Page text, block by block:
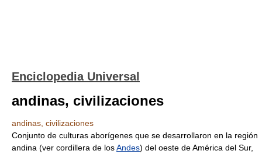
Enciclopedia Universal
andinas, civilizaciones
andinas, civilizaciones
Conjunto de culturas aborígenes que se desarrollaron en la región
andina (ver cordillera de losAndes) del oeste de América del Sur,